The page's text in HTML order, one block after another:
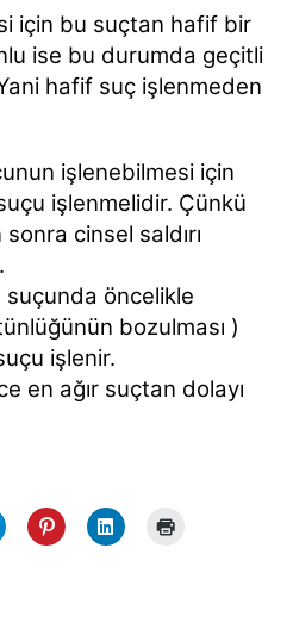
için bu suçtan hafif bir
ise bu durumda geçitli
hafif suç işlenmeden
işlenebilmesi için
işlenmelidir. Çünkü
cinsel saldırı
öncelikle
bozulması )
işlenir.
en ağır suçtan dolayı